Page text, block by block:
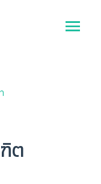
ต